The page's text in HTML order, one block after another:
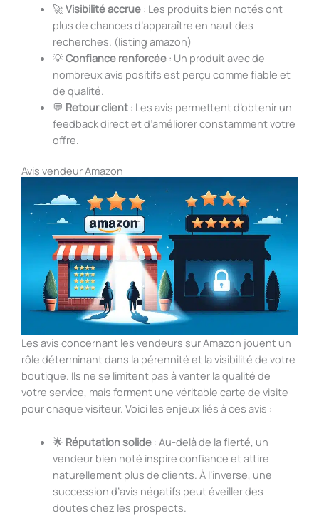
🚀Visibilité accrue: Les produits bien notés ont
plus de chances d’apparaître en haut des
recherches. (listing amazon)
💡Confiance renforcée: Un produit avec de
nombreux avis positifs est perçu comme fiable et
de qualité.
💬 Retour client: Les avis permettent d’obtenir un
feedback direct et d’améliorer constamment votre
offre.
Avis vendeur Amazon
Les avis concernant les vendeurs sur Amazon jouent un
rôle déterminant dans la pérennité et la visibilité de votre
boutique. Ils ne se limitent pas à vanter la qualité de
votre service, mais forment une véritable carte de visite
pour chaque visiteur. Voici les enjeux liés à ces avis :
🌟 Réputation solide: Au-delà de la fierté, un
vendeur bien noté inspire confiance et attire
naturellement plus de clients. À l’inverse, une
succession d’avis négatifs peut éveiller des
doutes chez les prospects.